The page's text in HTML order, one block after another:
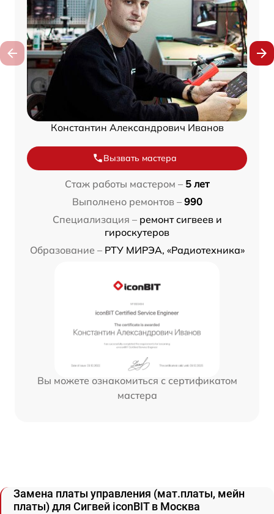
Константин Александрович Иванов
Вызвать мастера
Стаж работы мастером – 5 лет
Выполнено ремонтов – 990
Специализация – ремонт сигвеев и
гироскутеров
Образование – РТУ МИРЭА, «Радиотехника»
Вы можете ознакомиться с сертификатом
мастера
Замена платы управления (мат.платы, мейн
платы) для Сигвей iconBIT в Москва